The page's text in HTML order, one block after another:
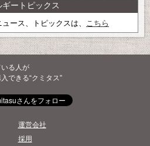
ギートピックス
ース、トピックスは、 こちら
る人が
できる“クミタス”
運営会社
採用